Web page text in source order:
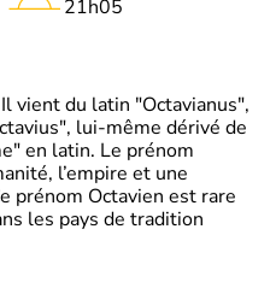
21h05
vient du latin "Octavianus",
lui-même dérivé de
en latin. Le prénom
l’empire et une
prénom Octavien est rare
les pays de tradition